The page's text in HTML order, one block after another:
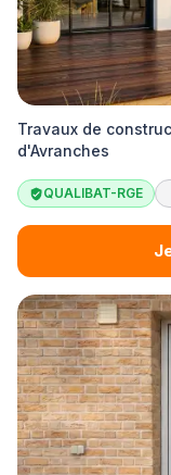
Travaux de
d'Avranches
QUALIBAT-RGE